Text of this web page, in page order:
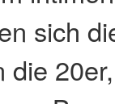
sich
die